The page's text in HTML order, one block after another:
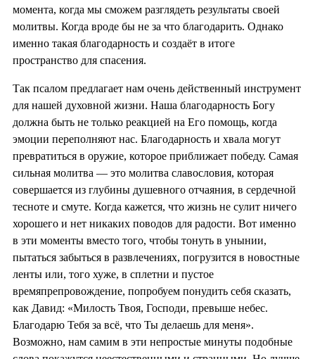
момента, когда мы сможем разглядеть результаты своей
молитвы. Когда вроде бы не за что благодарить. Однако
именно такая благодарность и создаёт в итоге
пространство для спасения.
Так псалом предлагает нам очень действенный инструмент
для нашей духовной жизни. Наша благодарность Богу
должна быть не только реакцией на Его помощь, когда
эмоции переполняют нас. Благодарность и хвала могут
превратиться в оружие, которое приближает победу. Самая
сильная молитва — это молитва славословия, которая
совершается из глубины душевного отчаяния, в сердечной
тесноте и смуте. Когда кажется, что жизнь не сулит ничего
хорошего и нет никаких поводов для радости. Вот именно
в эти моменты вместо того, чтобы тонуть в унынии,
пытаться забыться в развлечениях, погрузится в новостные
ленты или, того хуже, в сплетни и пустое
времяпрепровождение, попробуем понудить себя сказать,
как Давид: «Милость Твоя, Господи, превыше небес.
Благодарю Тебя за всё, что Ты делаешь для меня».
Возможно, нам самим в эти непростые минуты подобные